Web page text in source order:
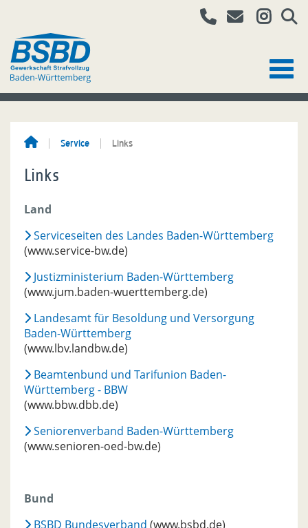
Service Links
Links
Land
Serviceseiten des Landes Baden-Württemberg
(www.service-bw.de)
Justizministerium Baden-Württemberg
(www.jum.baden-wuerttemberg.de)
Landesamt für Besoldung und Versorgung
Baden-Württemberg
(www.lbv.landbw.de)
Beamtenbund und Tarifunion Baden-
Württemberg - BBW
(www.bbw.dbb.de)
Seniorenverband Baden-Württemberg
(www.senioren-oed-bw.de)
Bund
BSBD Bundesverband (www.bsbd.de)